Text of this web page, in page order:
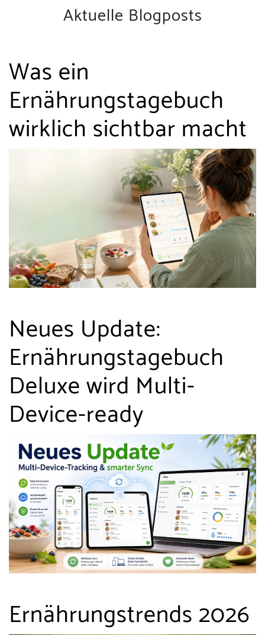
Aktuelle Blogposts
Was ein
Ernährungstagebuch
wirklich sichtbar macht
Neues Update:
Ernährungstagebuch
Deluxe wird Multi-
Device-ready
Ernährungstrends 2026